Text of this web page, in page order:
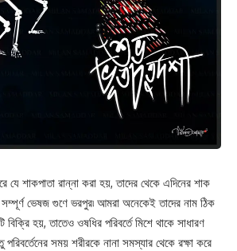
যে শাকপাতা রান্না করা হয়, তাদের থেকে এদিনের শাক
ভেষজ গুণে ভরপুর৷ আমরা অনেকেই তাদের নাম ঠিক
বিক্রি হয়, তাতেও ওষধির পরিবর্তে মিশে থাকে সাধারণ
সময় শরীরকে নানা সমস্যার থেকে রক্ষা করে